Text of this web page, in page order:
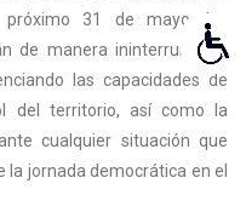
31 de mayo, las
de manera ininterrumpida
las capacidades de
del territorio, así como la
cualquier situación que
la jornada democrática en el